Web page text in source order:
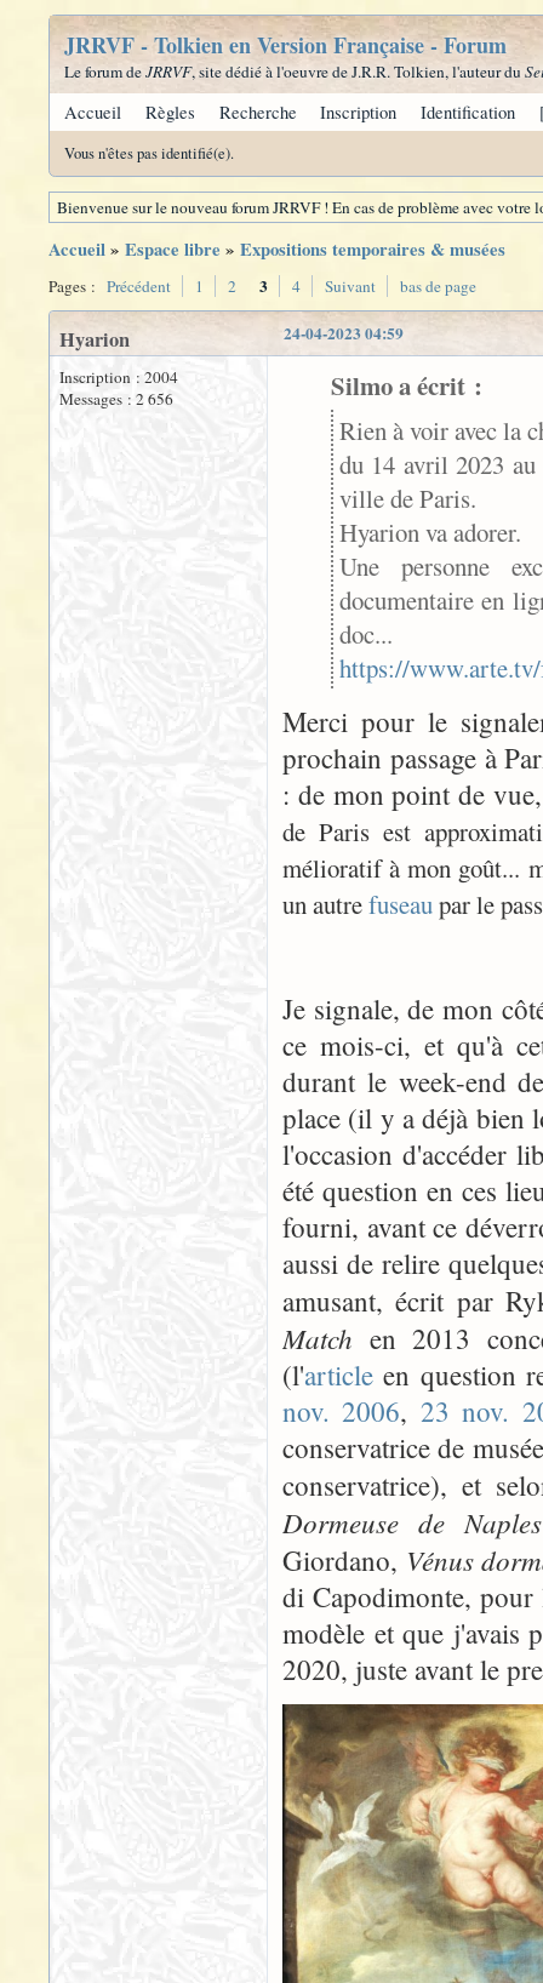
JRRVF - Tolkien en Version Française - Forum
Le forum deJRRVF, site dédié à l'oeuvre de J.R.R. Tolkien, l'auteur du
Accueil Règles Recherche Inscription Identification
Vous n'êtes pas identifié(e).
Bienvenue sur le nouveau forum JRRVF ! En cas de problème avec
Accueil» Espace libre » Expositions temporaires & musées
Pages : Précédent 1 2 3 4 Suivant bas de page
24-04-2023 04:59
Hyarion
Inscription : 2004
Messages : 2 656
Silmo a écrit :
Rien à voir avec la
du 14 avril 2023
ville de Paris.
Hyarion va adorer.
Une personne
documentaire en
doc...
https://
Merci pour le
prochain passage à
: de mon point de
de Paris est
mélioratif à mon goût...
un autrefuseaupar le
Je signale, de mon
ce mois-ci, et qu'à
durant le week-end
place (il y a déjà bien
l'occasion d'accéder
été question en ces
fourni, avant ce
aussi de relire
amusant, écrit par
Match en 2013
(l'article en question
nov. 2006, 23 nov.
conservatrice de
conservatrice), et
Dormeuse de Naples
Giordano, Vénus
di Capodimonte,
modèle et que j'avais
2020, juste avant le